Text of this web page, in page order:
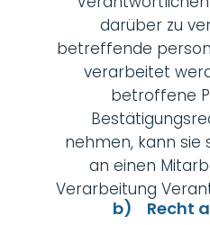
darüber zu
betreffende
verarbeitet
betroffene
nehmen, kann sie
an einen
Verarbeitung
b) Recht